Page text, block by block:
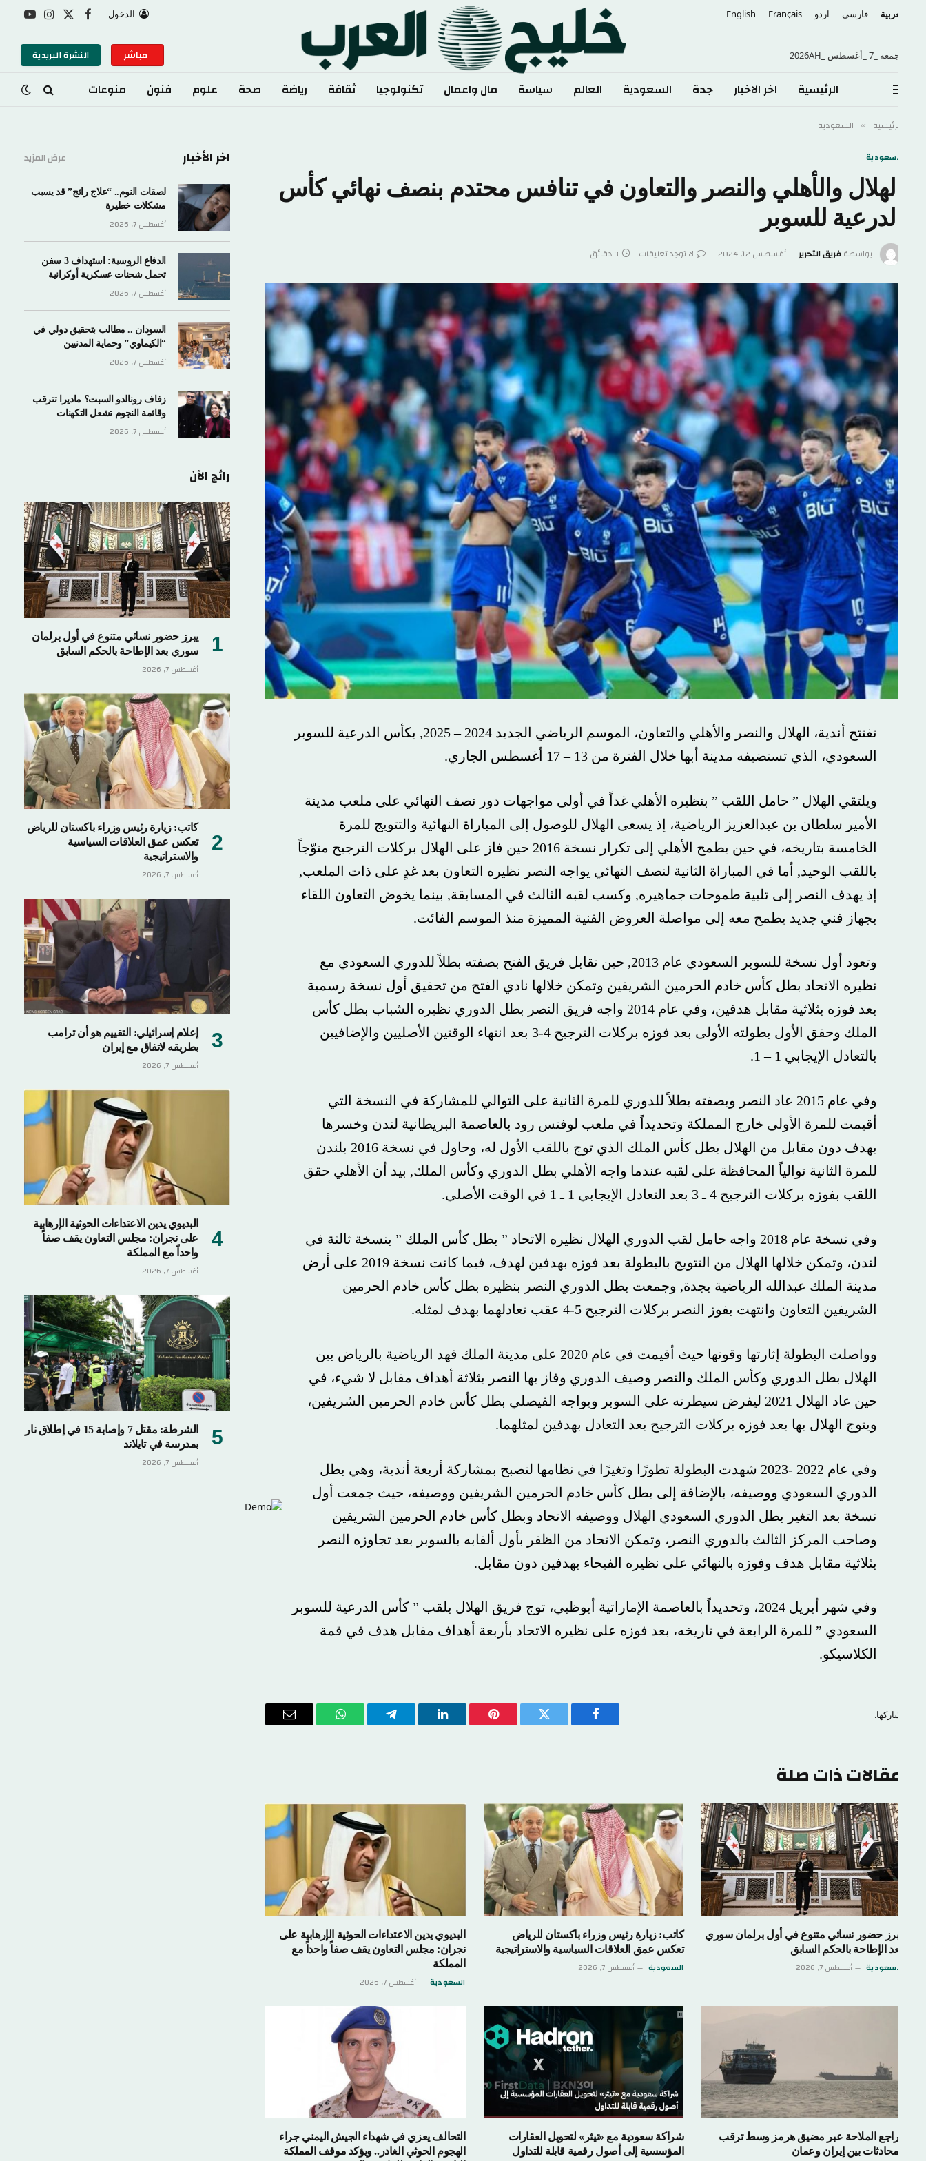
فارسی اردو English Français الدخول فيسبوك الانستغراميوتيوب
النشرة البريدية
الرئيسية اخر الاخبار جدة السعودية العالم سياسة مال واعمال تكنولوجيا ثقافة رياضة صحة علوم فنون منوعات
» السعودية
والأهلي والنصر والتعاون في تنافس محتدم بنصف نهائي كأس
للسوبر
بواسطةفريق التحرير أغسطس 12, 2024 لا توجد تعليقات 3 دقائق
تفتتح أندية، الهلال والنصر والأهلي والتعاون، الموسم الرياضي الجديد 2024 – 2025, بكأس الدرعية للسوبر
السعودي، الذي تستضيفه مدينة أبها خلال الفترة من 13 – 17 أغسطس الجاري.
ويلتقي الهلال ” حامل اللقب ” بنظيره الأهلي غداً في أولى مواجهات دور نصف النهائي على ملعب مدينة
الأمير سلطان بن عبدالعزيز الرياضية، إذ يسعى الهلال للوصول إلى المباراة النهائية والتتويج للمرة
الخامسة بتاريخه، في حين يطمح الأهلي إلى تكرار نسخة 2016 حين فاز على الهلال بركلات الترجيح متوّجاً
باللقب الوحيد, أما في المباراة الثانية لنصف النهائي يواجه النصر نظيره التعاون بعد غدٍ على ذات الملعب,
إذ يهدف النصر إلى تلبية طموحات جماهيره, وكسب لقبه الثالث في المسابقة, بينما يخوض التعاون اللقاء
بجهاز فني جديد يطمح معه إلى مواصلة العروض الفنية المميزة منذ الموسم الفائت.
وتعود أول نسخة للسوبر السعودي عام 2013, حين تقابل فريق الفتح بصفته بطلاً للدوري السعودي مع
نظيره الاتحاد بطل كأس خادم الحرمين الشريفين وتمكن خلالها نادي الفتح من تحقيق أول نسخة رسمية
بعد فوزه بثلاثية مقابل هدفين، وفي عام 2014 واجه فريق النصر بطل الدوري نظيره الشباب بطل كأس
الملك وحقق الأول بطولته الأولى بعد فوزه بركلات الترجيح 4-3 بعد انتهاء الوقتين الأصليين والإضافيين
بالتعادل الإيجابي 1 – 1.
وفي عام 2015 عاد النصر وبصفته بطلاً للدوري للمرة الثانية على التوالي للمشاركة في النسخة التي
أقيمت للمرة الأولى خارج المملكة وتحديداً في ملعب لوفتس رود بالعاصمة البريطانية لندن وخسرها
بهدف دون مقابل من الهلال بطل كأس الملك الذي توج باللقب الأول له، وحاول في نسخة 2016 بلندن
للمرة الثانية توالياً المحافظة على لقبه عندما واجه الأهلي بطل الدوري وكأس الملك, بيد أن الأهلي حقق
اللقب بفوزه بركلات الترجيح 4 ـ 3 بعد التعادل الإيجابي 1 ـ 1 في الوقت الأصلي.
وفي نسخة عام 2018 واجه حامل لقب الدوري الهلال نظيره الاتحاد ” بطل كأس الملك ” بنسخة ثالثة في
لندن، وتمكن خلالها الهلال من التتويج بالبطولة بعد فوزه بهدفين لهدف، فيما كانت نسخة 2019 على أرض
مدينة الملك عبدالله الرياضية بجدة, وجمعت بطل الدوري النصر بنظيره بطل كأس خادم الحرمين
الشريفين التعاون وانتهت بفوز النصر بركلات الترجيح 5-4 عقب تعادلهما بهدف لمثله.
وواصلت البطولة إثارتها وقوتها حيث أقيمت في عام 2020 على مدينة الملك فهد الرياضية بالرياض بين
الهلال بطل الدوري وكأس الملك والنصر وصيف الدوري وفاز بها النصر بثلاثة أهداف مقابل لا شيء، في
حين عاد الهلال 2021 ليفرض سيطرته على السوبر ويواجه الفيصلي بطل كأس خادم الحرمين الشريفين،
ويتوج الهلال بها بعد فوزه بركلات الترجيح بعد التعادل بهدفين لمثلهما.
وفي عام 2022 -2023 شهدت البطولة تطورًا وتغيرًا في نظامها لتصبح بمشاركة أربعة أندية، وهي بطل
الدوري السعودي ووصيفه، بالإضافة إلى بطل كأس خادم الحرمين الشريفين ووصيفه، حيث جمعت أول
نسخة بعد التغير بطل الدوري السعودي الهلال ووصيفه الاتحاد وبطل كأس خادم الحرمين الشريفين
وصاحب المركز الثالث بالدوري النصر، وتمكن الاتحاد من الظفر بأول ألقابه بالسوبر بعد تجاوزه النصر
بثلاثية مقابل هدف وفوزه بالنهائي على نظيره الفيحاء بهدفين دون مقابل.
وفي شهر أبريل 2024، وتحديداً بالعاصمة الإماراتية أبوظبي، توج فريق الهلال بلقب ” كأس الدرعية للسوبر
السعودي ” للمرة الرابعة في تاريخه، بعد فوزه على نظيره الاتحاد بأربعة أهداف مقابل هدف في قمة
الكلاسيكو.
فيسبوك
تويتر بينتيريستلينكدإن تيلقرام واتساب
البريد
ذات صلة
حضور نسائي متنوع في أول برلمان سوري
الإطاحة بالحكم السابق
أغسطس 7, 2026
كاتب: زيارة رئيس وزراء باكستان للرياض
تعكس عمق العلاقات السياسية والاستراتيجية
السعودية أغسطس 7, 2026
البديوي يدين الاعتداءات الحوثية الإرهابية على
نجران: مجلس التعاون يقف صفاً واحداً مع
المملكة
السعودية أغسطس 7, 2026
الملاحة عبر مضيق هرمز وسط ترقب
بين إيران وعمان
شراكة سعودية مع «تيثر» لتحويل العقارات
المؤسسية إلى أصول رقمية قابلة للتداول
التحالف يعزي في شهداء الجيش اليمني جراء
الهجوم الحوثي الغادر.. ويؤكد موقف المملكة
اخر الأخبار عرض المزيد
لصقات النوم.. “علاج رائج” قد يسبب
مشكلات خطيرة
أغسطس 7, 2026
الدفاع الروسية: استهداف 3 سفن
تحمل شحنات عسكرية أوكرانية
أغسطس 7, 2026
السودان .. مطالب بتحقيق دولي في
“الكيماوي” وحماية المدنيين
أغسطس 7, 2026
زفاف رونالدو السبت؟ ماديرا تترقب
وقائمة النجوم تشعل التكهنات
أغسطس 7, 2026
رائج الآن
يبرز حضور نسائي متنوع في أول برلمان
سوري بعد الإطاحة بالحكم السابق
أغسطس 7, 2026
كاتب: زيارة رئيس وزراء باكستان للرياض
تعكس عمق العلاقات السياسية
والاستراتيجية
أغسطس 7, 2026
إعلام إسرائيلي: التقييم هو أن ترامب
بطريقه لاتفاق مع إيران
أغسطس 7, 2026
البديوي يدين الاعتداءات الحوثية الإرهابية
على نجران: مجلس التعاون يقف صفاً
واحداً مع المملكة
أغسطس 7, 2026
الشرطة: مقتل 7 وإصابة 15 في إطلاق نار
بمدرسة في تايلاند
أغسطس 7, 2026